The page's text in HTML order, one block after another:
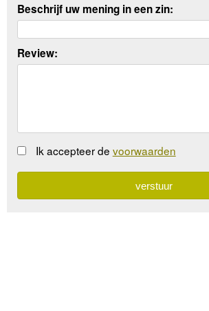
Beschrijf uw mening in een zin:
Review:
Ik accepteer de voorwaarden